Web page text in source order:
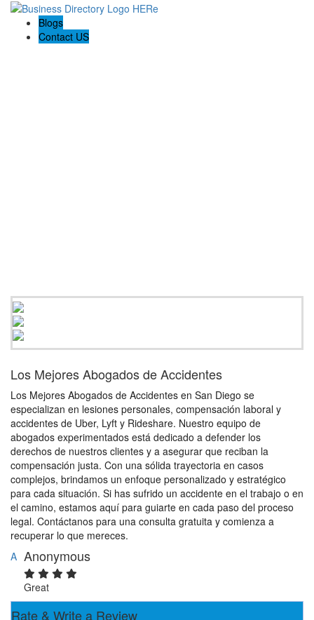
Blogs
Contact US
Los Mejores Abogados de Accidentes
Los Mejores Abogados de Accidentes en San Diego se
especializan en lesiones personales, compensación laboral y
accidentes de Uber, Lyft y Rideshare. Nuestro equipo de
abogados experimentados está dedicado a defender los
derechos de nuestros clientes y a asegurar que reciban la
compensación justa. Con una sólida trayectoria en casos
complejos, brindamos un enfoque personalizado y estratégico
para cada situación. Si has sufrido un accidente en el trabajo o en
el camino, estamos aquí para guiarte en cada paso del proceso
legal. Contáctanos para una consulta gratuita y comienza a
recuperar lo que mereces.
A Anonymous
Great
Rate & Write a Review